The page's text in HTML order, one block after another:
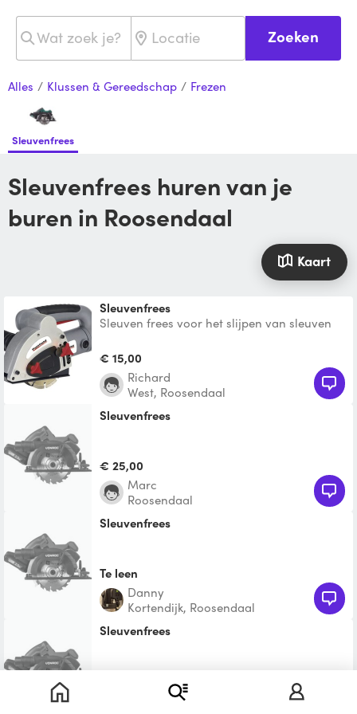
Zoeken
Alles / Klussen & Gereedschap / Frezen
Sleuvenfrees
Sleuvenfrees huren van je
buren in Roosendaal
Kaart
Sleuvenfrees
Sleuven frees voor het slijpen van sleuven
€ 15,00
Richard
West, Roosendaal
Sleuvenfrees
€ 25,00
Marc
Roosendaal
Sleuvenfrees
Te leen
Danny
Kortendijk, Roosendaal
Sleuvenfrees